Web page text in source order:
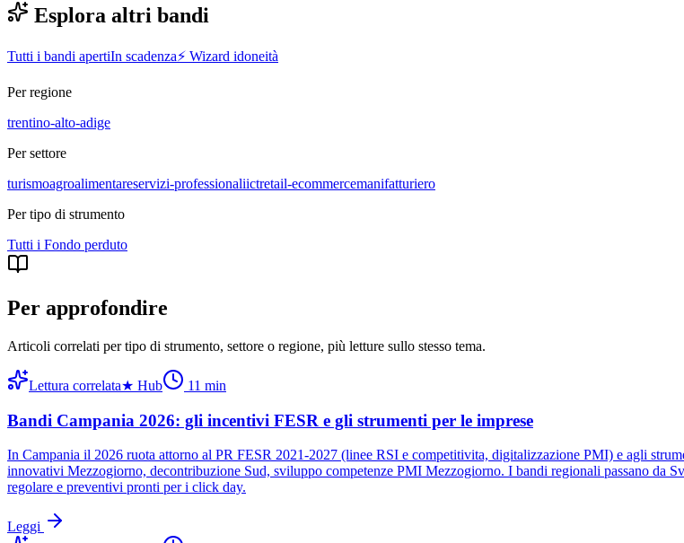
Esplora altri bandi
Tutti i bandi apertiIn scadenza⚡ Wizard idoneità
Per regione
trentino-alto-adige
Per settore
turismoagroalimentareservizi-professionaliictretail-ecommercemanifatturiero
Per tipo di strumento
Tutti i Fondo perduto
Per approfondire
Articoli correlati per tipo di strumento, settore o regione, più letture sullo stesso tema.
Lettura correlata★ Hub 11 min
Bandi Campania 2026: gli incentivi FESR e gli strumenti per le imprese
In Campania il 2026 ruota attorno al PR FESR 2021-2027 (linee RSI e competitivita, digitalizzazione PMI) e agli
innovativi Mezzogiorno, decontribuzione Sud, sviluppo competenze PMI Mezzogiorno. I bandi regionali passano da
regolare e preventivi pronti per i click day.
Leggi